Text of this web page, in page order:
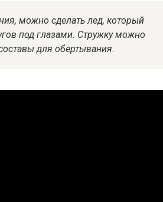
можно сделать лед, который
под глазами. Стружку можно
для обертывания.